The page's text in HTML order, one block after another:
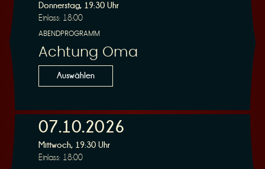
r
v
Donnerstag, 19:30 Uhr
Einlass: 18:00
ABENDPROGRAMM
Achtung Oma
Auswählen
07.10.2026
Mittwoch, 19:30 Uhr
Einlass: 18:00